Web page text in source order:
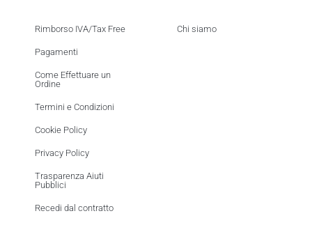
Rimborso IVA/Tax Free
Pagamenti
Come Effettuare un
Ordine
Termini e Condizioni
Cookie Policy
Privacy Policy
Trasparenza Aiuti
Pubblici
Recedi dal contratto
Chi siamo